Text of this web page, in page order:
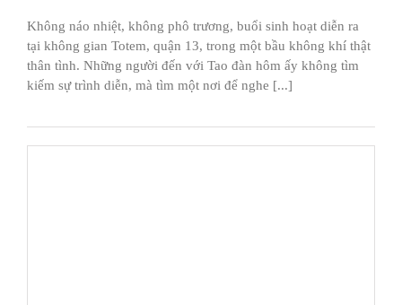
Không náo nhiệt, không phô trương, buổi sinh hoạt diễn ra
tại không gian Totem, quận 13, trong một bầu không khí thật
thân tình. Những người đến với Tao đàn hôm ấy không tìm
kiếm sự trình diễn, mà tìm một nơi để nghe [...]